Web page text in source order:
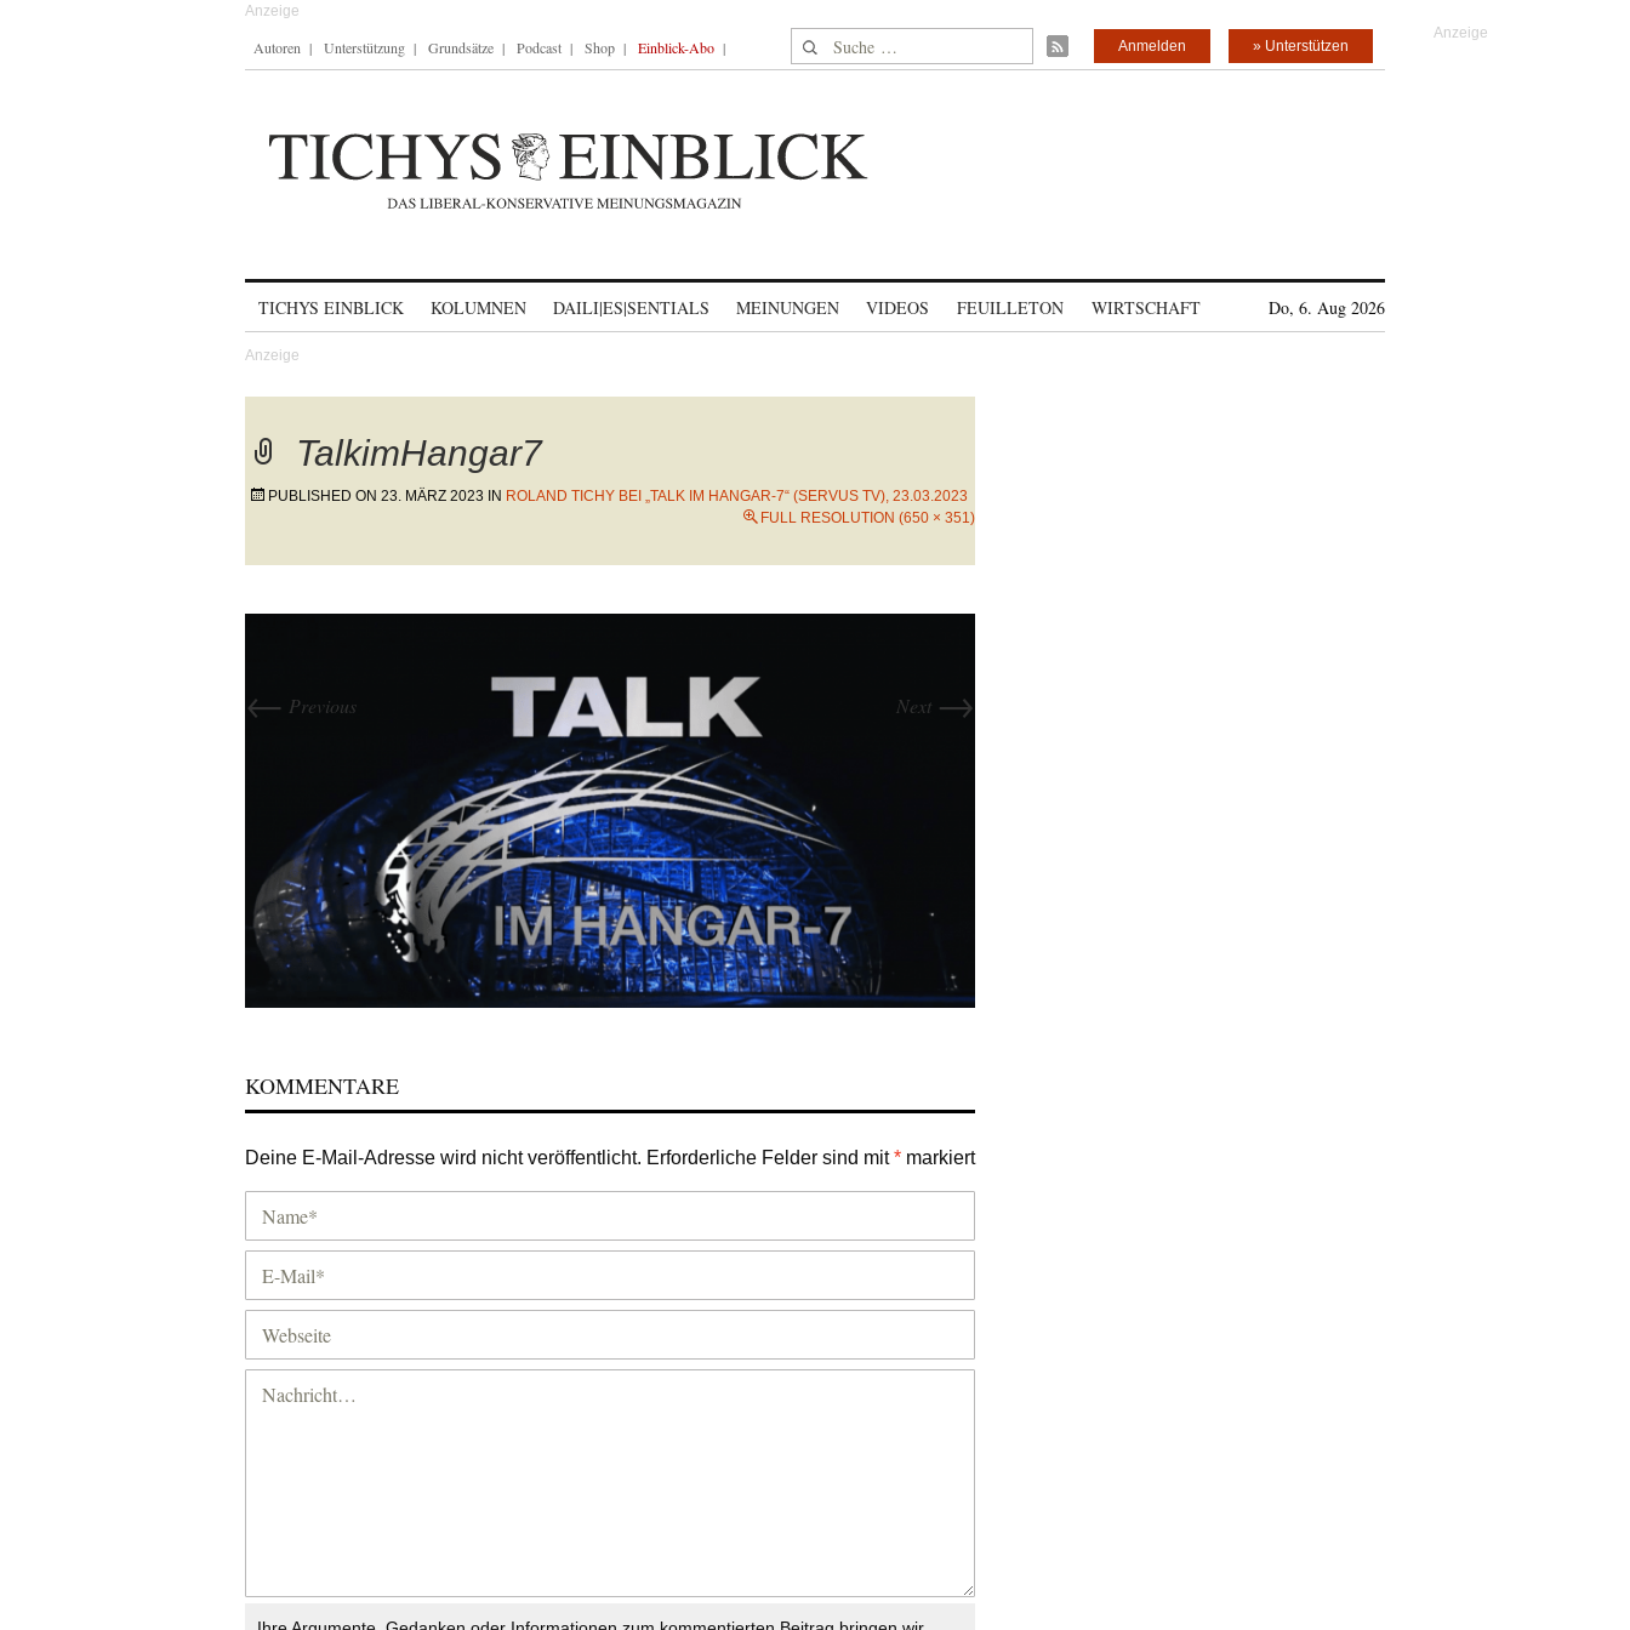
Autoren Unterstützung Grundsätze Podcast Shop Einblick-Abo Suche nach: » Unterstützen
Anmelden
TICHYS EINBLICK KOLUMNEN DAILI|ES|SENTIALS MEINUNGEN VIDEOS FEUILLETON WIRTSCHAFT Do, 6. Aug 2026
TalkimHangar7
PUBLISHED ON 23. MÄRZ 2023 IN ROLAND TICHY BEI „TALK IM HANGAR-7“ (SERVUS TV), 23.03.2023
FULL RESOLUTION (650 × 351)
← Previous Next →
KOMMENTARE
Deine E-Mail-Adresse wird nicht veröffentlicht. Erforderliche Felder sind mit* markiert